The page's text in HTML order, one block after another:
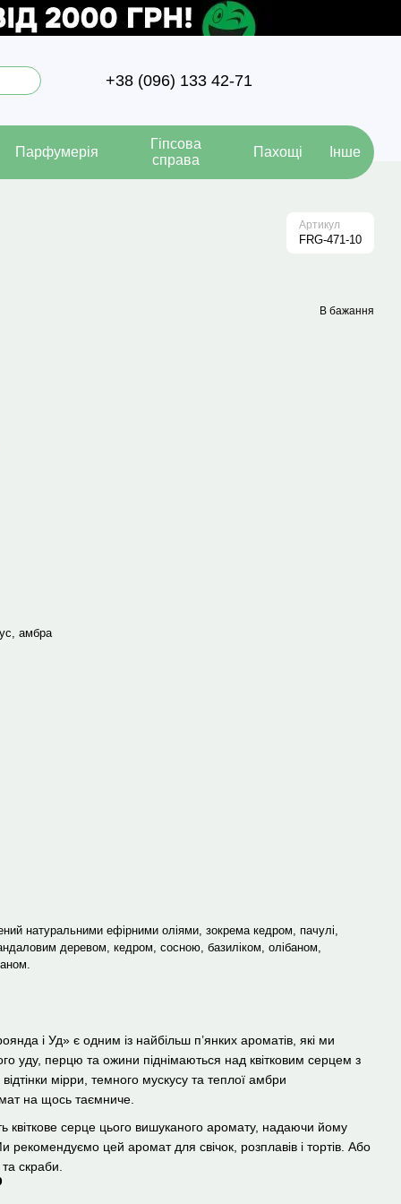
+38 (096) 133 42-71
Парфумерія
Гіпсова
справа
Пахощі Інше
Артикул
FRG-471-10
В бажання
амбра
натуральними ефірними оліями, зокрема кедром, пачулі,
деревом, кедром, сосною, базиліком, олібаном,
і Уд» є одним із найбільш п’янких ароматів, які ми
уду, перцю та ожини піднімаються над квітковим серцем з
мірри, темного мускусу та теплої амбри
на щось таємниче.
квіткове серце цього вишуканого аромату, надаючи йому
рекомендуємо цей аромат для свічок, розплавів і тортів. Або
скраби.